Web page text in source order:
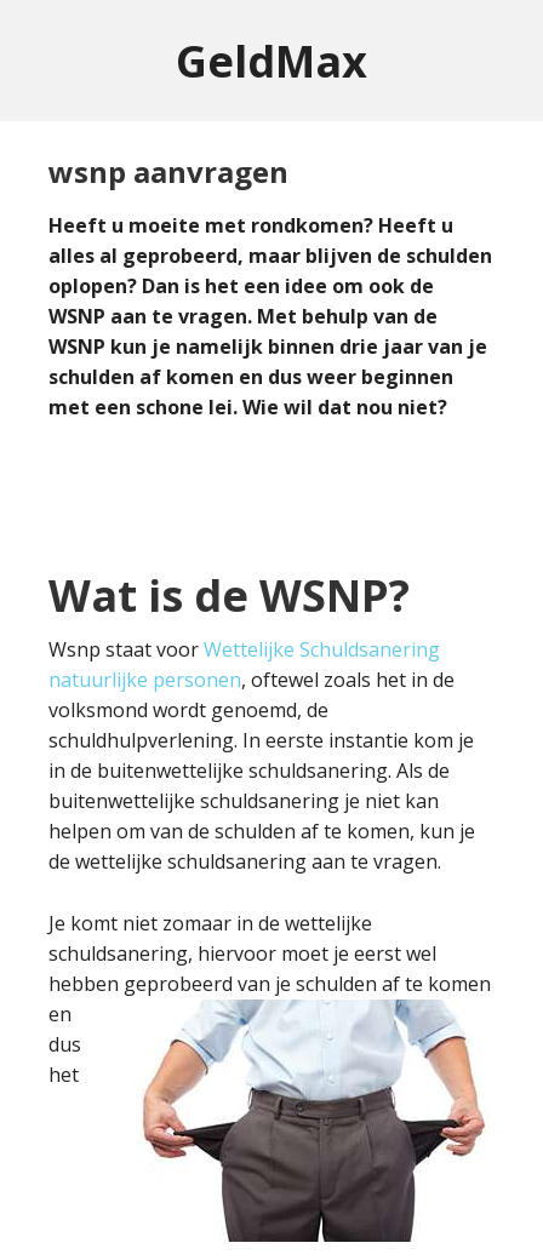
GeldMax
wsnp aanvragen
Heeft u moeite met rondkomen? Heeft u
alles al geprobeerd, maar blijven de schulden
oplopen? Dan is het een idee om ook de
WSNP aan te vragen. Met behulp van de
WSNP kun je namelijk binnen drie jaar van je
schulden af komen en dus weer beginnen
met een schone lei. Wie wil dat nou niet?
Wat is de WSNP?
Wsnp staat voorWettelijke Schuldsanering
natuurlijke personen, oftewel zoals het in de
volksmond wordt genoemd, de
schuldhulpverlening. In eerste instantie kom je
in de buitenwettelijke schuldsanering. Als de
buitenwettelijke schuldsanering je niet kan
helpen om van de schulden af te komen, kun je
de wettelijke schuldsanering aan te vragen.
Je komt niet zomaar in de wettelijke
schuldsanering, hiervoor moet je eerst wel
hebben geprobeerd van je schulden af te komen
en
dus
het